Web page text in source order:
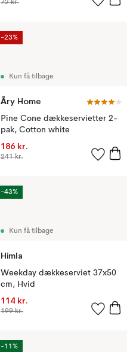
72 kr.
Kun få tilbage
Åry Home
Pine Cone dækkeservietter 2-
pak, Cotton white
186 kr.
241 kr.
-23%
Kun få tilbage
Himla
Weekday dækkeserviet 37x50
cm, Hvid
114 kr.
199 kr.
-43%
-11%